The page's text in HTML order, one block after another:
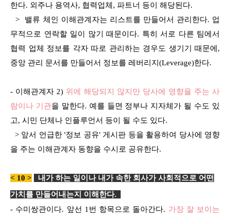
한다. 외주나 용역사, 협력업체, 파트너 등이 해당된다.
> 밸류 체인 이해관계자는 리스트를 만들어서 관리한다. 업
무적으로 연락할 일이 많기 때문이다. 특히 서로 다른 팀에서
협력 업체 정보를 각자 따로 관리하는 경우도 생기기 때문에,
중앙 관리 문서를 만들어서 정보를 레버리지(Leverage)한다.
- 이해관계자 2) 위에 해당되지 않지만 당사에 영향을 주는 사
람이나 기관을 말한다. 예를 들면 정부나 지자체가 될 수도 있
고, 시민 단체나 인플루언서 등이 될 수도 있다.
> 앞서 언급한 '정보 공유' 게시판 등을 활용하여 당사에 영향
을 주는 이해관계자 동향을 수시로 공유한다.
< 10 >
내가 하는 일이나 내가 속한 회사가 사회적으로 어떤
가치를 만들어내는지 이해한다.
- 수미쌍관이다. 앞선 1번 항목으로 돌아간다. 가장 잘 보이는